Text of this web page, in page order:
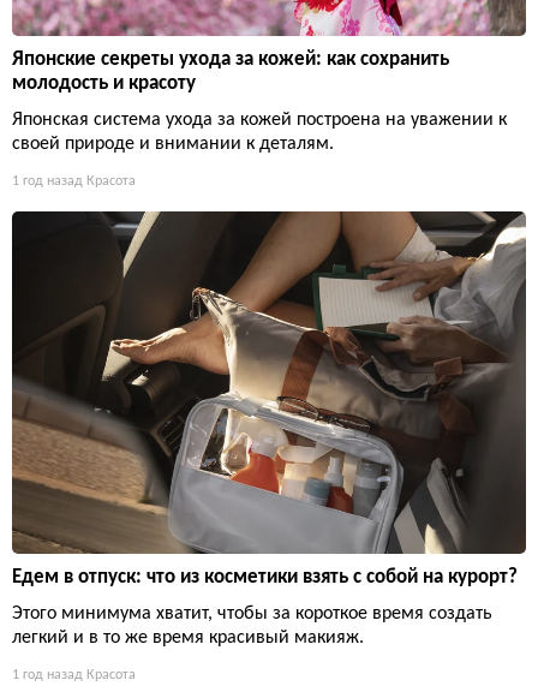
Японские секреты ухода за кожей: как сохранить
молодость и красоту
Японская система ухода за кожей построена на уважении к
своей природе и внимании к деталям.
1 год назад Красота
Едем в отпуск: что из косметики взять с собой на курорт?
Этого минимума хватит, чтобы за короткое время создать
легкий и в то же время красивый макияж.
1 год назад Красота